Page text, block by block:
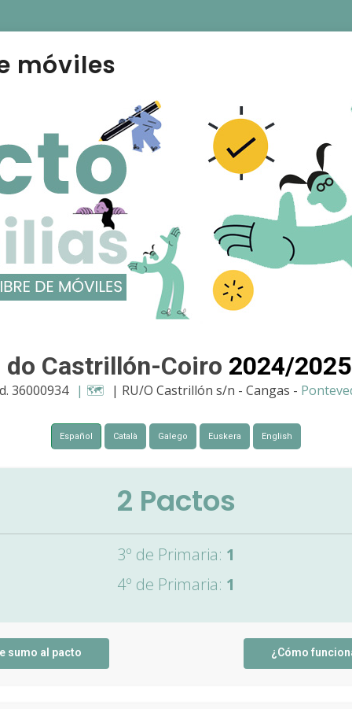
móviles
do Castrillón-Coiro 2024/2025
36000934 | 🗺️ | RU/O Castrillón s/n - Cangas -
Español Català Galego Euskera English
2 Pactos
3º de Primaria: 1
4º de Primaria: 1
sumo al pacto ¿Cómo